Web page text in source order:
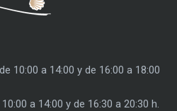
10:00 a 14:00 y de 16:00 a 18:00
a 14:00 y de 16:30 a 20:30 h.